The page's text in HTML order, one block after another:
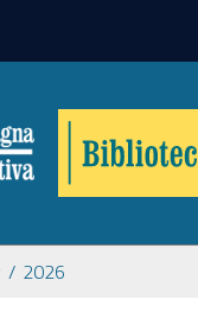
2026